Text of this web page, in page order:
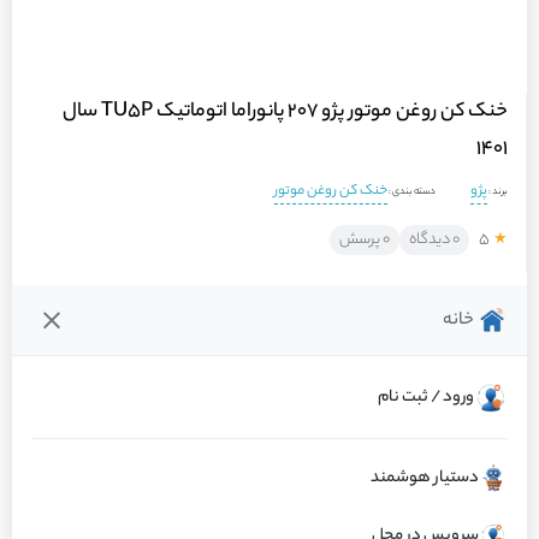
خانه
ورود / ثبت نام
دستیار هوشمند
خنک کن روغن موتور پژو 207 پانوراما اتوماتیک TU5P سال
1401
برند :پژو دسته بندی :خنک کن روغن موتور
★ ۵ ۰ دیدگاه ۰ پرسش
فروشنده :
عملکرد عالی